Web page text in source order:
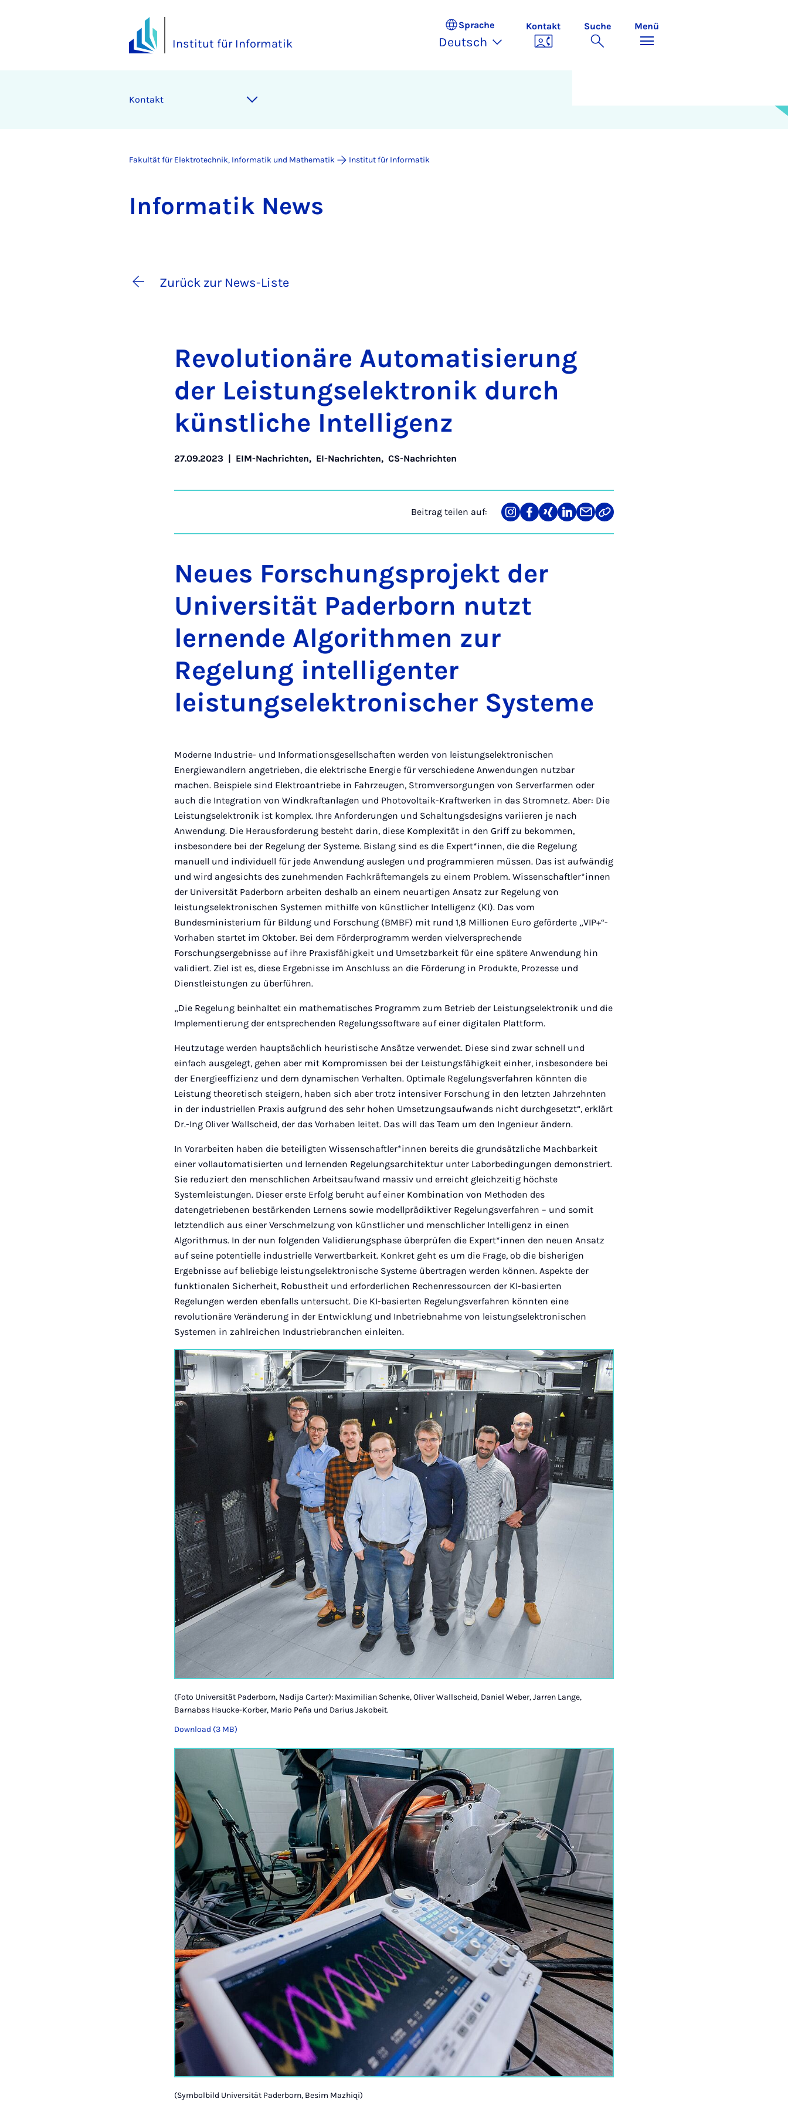
Institut für Informatik
Sprache
Deutsch
Kontakt Suche Menü
Kontakt
Fakultät für Elektrotechnik, Informatik und Mathematik Institut für Informatik
In­for­ma­tik News
Zurück zur News-Liste
Re­vo­lu­ti­o­näre Au­to­ma­ti­sie­rung
der Leis­tungs­elek­tro­nik durch
künst­li­che In­tel­li­genz
27.09.2023 | EIM-Nachrichten, EI-Nachrichten,CS-Nachrichten
Beitrag teilen auf:
Teilen
auf
Teilen
auf
Teilen
auf
Teilen
auf
Teilen
über
Link
kopieren
Neues Forschungsprojekt der
Universität Paderborn nutzt
lernende Algorithmen zur
Regelung intelligenter
leistungselektronischer Systeme
Moderne Industrie- und Informationsgesellschaften werden von leistungselektronischen
Energiewandlern angetrieben, die elektrische Energie für verschiedene Anwendungen nutzbar
machen. Beispiele sind Elektroantriebe in Fahrzeugen, Stromversorgungen von Serverfarmen oder
auch die Integration von Windkraftanlagen und Photovoltaik-Kraftwerken in das Stromnetz. Aber: Die
Leistungselektronik ist komplex. Ihre Anforderungen und Schaltungsdesigns variieren je nach
Anwendung. Die Herausforderung besteht darin, diese Komplexität in den Griff zu bekommen,
insbesondere bei der Regelung der Systeme. Bislang sind es die Expert*innen, die die Regelung
manuell und individuell für jede Anwendung auslegen und programmieren müssen. Das ist aufwändig
und wird angesichts des zunehmenden Fachkräftemangels zu einem Problem. Wissenschaftler*innen
der Universität Paderborn arbeiten deshalb an einem neuartigen Ansatz zur Regelung von
leistungselektronischen Systemen mithilfe von künstlicher Intelligenz (KI). Das vom
Bundesministerium für Bildung und Forschung (BMBF) mit rund 1,8 Millionen Euro geförderte „VIP+“-
Vorhaben startet im Oktober. Bei dem Förderprogramm werden vielversprechende
Forschungsergebnisse auf ihre Praxisfähigkeit und Umsetzbarkeit für eine spätere Anwendung hin
validiert. Ziel ist es, diese Ergebnisse im Anschluss an die Förderung in Produkte, Prozesse und
Dienstleistungen zu überführen.
„Die Regelung beinhaltet ein mathematisches Programm zum Betrieb der Leistungselektronik und die
Implementierung der entsprechenden Regelungssoftware auf einer digitalen Plattform.
Heutzutage werden hauptsächlich heuristische Ansätze verwendet. Diese sind zwar schnell und
einfach ausgelegt, gehen aber mit Kompromissen bei der Leistungsfähigkeit einher, insbesondere bei
der Energieeffizienz und dem dynamischen Verhalten. Optimale Regelungsverfahren könnten die
Leistung theoretisch steigern, haben sich aber trotz intensiver Forschung in den letzten Jahrzehnten
in der industriellen Praxis aufgrund des sehr hohen Umsetzungsaufwands nicht durchgesetzt“, erklärt
Dr.-Ing Oliver Wallscheid, der das Vorhaben leitet. Das will das Team um den Ingenieur ändern.
In Vorarbeiten haben die beteiligten Wissenschaftler*innen bereits die grundsätzliche Machbarkeit
einer vollautomatisierten und lernenden Regelungsarchitektur unter Laborbedingungen demonstriert.
Sie reduziert den menschlichen Arbeitsaufwand massiv und erreicht gleichzeitig höchste
Systemleistungen. Dieser erste Erfolg beruht auf einer Kombination von Methoden des
datengetriebenen bestärkenden Lernens sowie modellprädiktiver Regelungsverfahren – und somit
letztendlich aus einer Verschmelzung von künstlicher und menschlicher Intelligenz in einen
Algorithmus. In der nun folgenden Validierungsphase überprüfen die Expert*innen den neuen Ansatz
auf seine potentielle industrielle Verwertbarkeit. Konkret geht es um die Frage, ob die bisherigen
Ergebnisse auf beliebige leistungselektronische Systeme übertragen werden können. Aspekte der
funktionalen Sicherheit, Robustheit und erforderlichen Rechenressourcen der KI-basierten
Regelungen werden ebenfalls untersucht. Die KI-basierten Regelungsverfahren könnten eine
revolutionäre Veränderung in der Entwicklung und Inbetriebnahme von leistungselektronischen
Systemen in zahlreichen Industriebranchen einleiten.
(Foto Universität Paderborn, Nadija Carter): Maximilian Schenke, Oliver Wallscheid, Daniel Weber, Jarren Lange,
Barnabas Haucke-Korber, Mario Peña und Darius Jakobeit.
Download (3 MB)
(Symbolbild Universität Paderborn, Besim Mazhiqi)